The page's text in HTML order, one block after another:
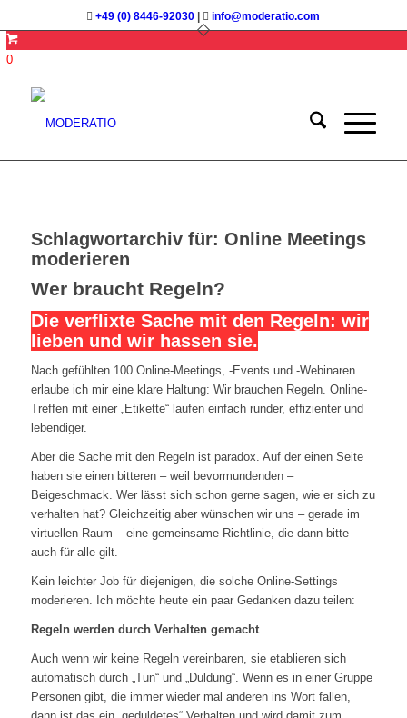
+49 (0) 8446-92030 info@moderatio.com
0
Schlagwortarchiv für: Online Meetings
moderieren
Wer braucht Regeln?
Die verflixte Sache mit den Regeln: wir
lieben und wir hassen sie.
Nach gefühlten 100 Online-Meetings, -Events und -Webinaren
erlaube ich mir eine klare Haltung: Wir brauchen Regeln. Online-
Treffen mit einer „Etikette“ laufen einfach runder, effizienter und
lebendiger.
Aber die Sache mit den Regeln ist paradox. Auf der einen Seite
haben sie einen bitteren – weil bevormundenden –
Beigeschmack. Wer lässt sich schon gerne sagen, wie er sich zu
verhalten hat? Gleichzeitig aber wünschen wir uns – gerade im
virtuellen Raum – eine gemeinsame Richtlinie, die dann bitte
auch für alle gilt.
Kein leichter Job für diejenigen, die solche Online-Settings
moderieren. Ich möchte heute ein paar Gedanken dazu teilen:
Regeln werden durch Verhalten gemacht
Auch wenn wir keine Regeln vereinbaren, sie etablieren sich
automatisch durch „Tun“ und „Duldung“. Wenn es in einer Gruppe
Personen gibt, die immer wieder mal anderen ins Wort fallen,